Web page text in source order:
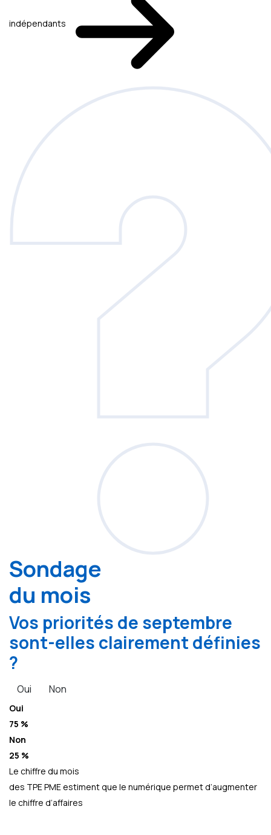
indépendants
Sondage
du mois
Vos priorités de septembre
sont-elles clairement définies
?
Oui Non
Oui
75 %
Non
25 %
Le chiffre du mois
des TPE PME estiment que le numérique permet d’augmenter
le chiffre d’affaires